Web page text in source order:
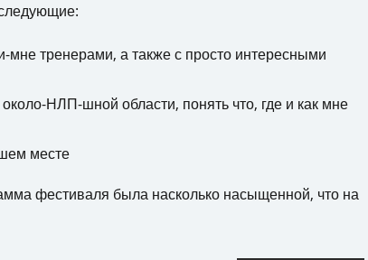
мне тренерами, а также с просто интересными
НЛП-шной области, понять что, где и как мне
месте
фестиваля была насколько насыщенной, что на